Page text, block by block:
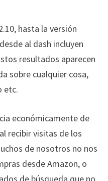
hasta la versión
al dash incluyen
resultados aparecen
sobre cualquier cosa,
etc.
económicamente de
recibir visitas de los
de nosotros no nos
desde Amazon, o